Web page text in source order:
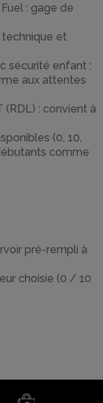
: gage de
technique et
sécurité enfant :
aux attentes
(RDL) : convient à
(0, 10,
comme
pré-rempli à
choisie (0 / 10